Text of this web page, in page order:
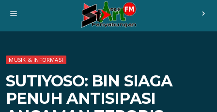
menu chevron_right
MUSIK & INFORMASI
SUTIYOSO: BIN SIAGA
PENUH ANTISIPASI